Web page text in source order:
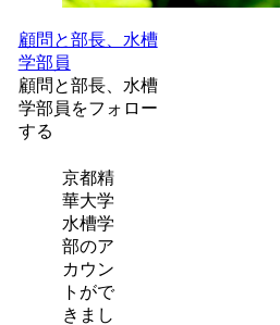
顧問と部長、水槽
学部員
顧問と部長、水槽
学部員をフォロー
する
京都精
華大学
水槽学
部のア
カウン
トがで
きまし